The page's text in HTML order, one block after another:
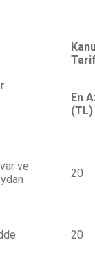
En
(TL)
ve
20
20